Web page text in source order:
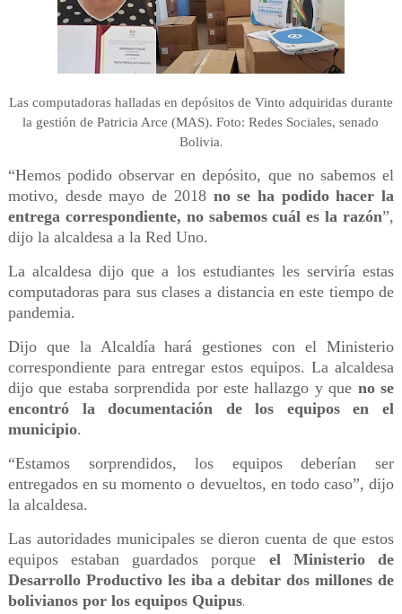
Las computadoras halladas en depósitos de Vinto adquiridas durante
la gestión de Patricia Arce (MAS). Foto: Redes Sociales, senado
Bolivia.
“Hemos podido observar en depósito, que no sabemos el
motivo, desde mayo de 2018 no se ha podido hacer la
entrega correspondiente, no sabemos cuál es la razón”,
dijo la alcaldesa a la Red Uno.
La alcaldesa dijo que a los estudiantes les serviría estas
computadoras para sus clases a distancia en este tiempo de
pandemia.
Dijo que la Alcaldía hará gestiones con el Ministerio
correspondiente para entregar estos equipos. La alcaldesa
dijo que estaba sorprendida por este hallazgo y que no se
encontró la documentación de los equipos en el
municipio.
“Estamos sorprendidos, los equipos deberían ser
entregados en su momento o devueltos, en todo caso”, dijo
la alcaldesa.
Las autoridades municipales se dieron cuenta de que estos
equipos estaban guardados porque el Ministerio de
Desarrollo Productivo les iba a debitar dos millones de
bolivianos por los equipos Quipus.